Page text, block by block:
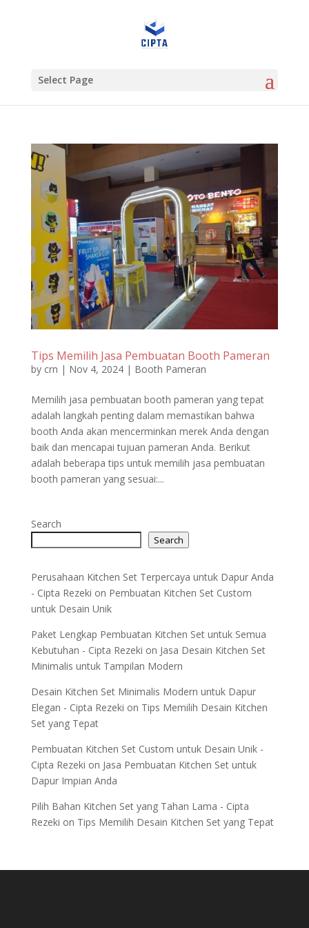
Select Page
Tips Memilih Jasa Pembuatan Booth Pameran
by crn | Nov 4, 2024| Booth Pameran
Memilih jasa pembuatan booth pameran yang tepat
adalah langkah penting dalam memastikan bahwa
booth Anda akan mencerminkan merek Anda dengan
baik dan mencapai tujuan pameran Anda. Berikut
adalah beberapa tips untuk memilih jasa pembuatan
booth pameran yang sesuai:...
Search
Search
Perusahaan Kitchen Set Terpercaya untuk Dapur Anda
- Cipta Rezeki on Pembuatan Kitchen Set Custom
untuk Desain Unik
Paket Lengkap Pembuatan Kitchen Set untuk Semua
Kebutuhan - Cipta Rezeki on Jasa Desain Kitchen Set
Minimalis untuk Tampilan Modern
Desain Kitchen Set Minimalis Modern untuk Dapur
Elegan - Cipta Rezeki on Tips Memilih Desain Kitchen
Set yang Tepat
Pembuatan Kitchen Set Custom untuk Desain Unik -
Cipta Rezeki on Jasa Pembuatan Kitchen Set untuk
Dapur Impian Anda
Pilih Bahan Kitchen Set yang Tahan Lama - Cipta
Rezeki on Tips Memilih Desain Kitchen Set yang Tepat